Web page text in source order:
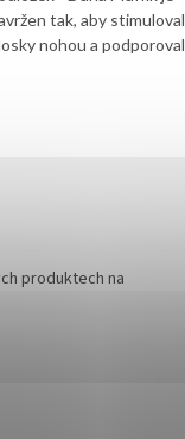
tak, aby stimuloval
nohou a podporoval
nohy a propadlé
Podložky také
produktech na